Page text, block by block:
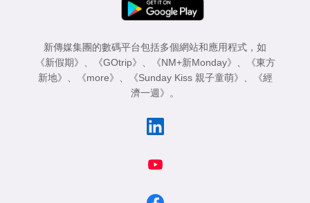
新傳媒集團的數碼平台包括多個網站和應用程式，如
《新假期》
《GOtrip》 《NM+新Monday》
《東方
新地》
《more》 《Sunday Kiss 親子童萌》
《經
濟一週》
。